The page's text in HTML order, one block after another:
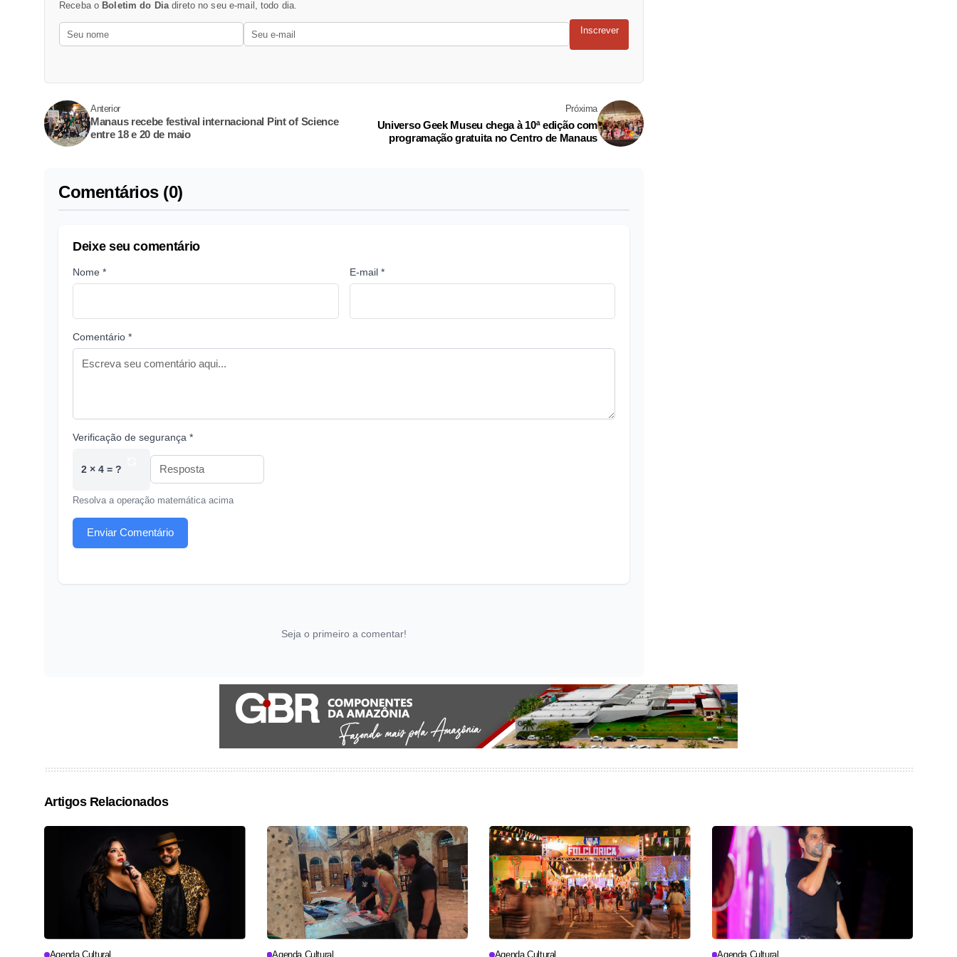
Receba o Boletim do Diadireto no seu e-mail, todo dia.
Inscrever
Anterior
Manaus recebe festival internacional Pint of Science
entre 18 e 20 de maio
Próxima
Universo Geek Museu chega à 10ª edição com
programação gratuita no Centro de Manaus
Comentários (0)
Deixe seu comentário
Nome * E-mail *
Comentário *
Verificação de segurança *
2 × 4 = ?
Resolva a operação matemática acima
Enviar Comentário
Seja o primeiro a comentar!
Artigos Relacionados
Agenda Cultural Agenda Cultural Agenda Cultural Agenda Cultural